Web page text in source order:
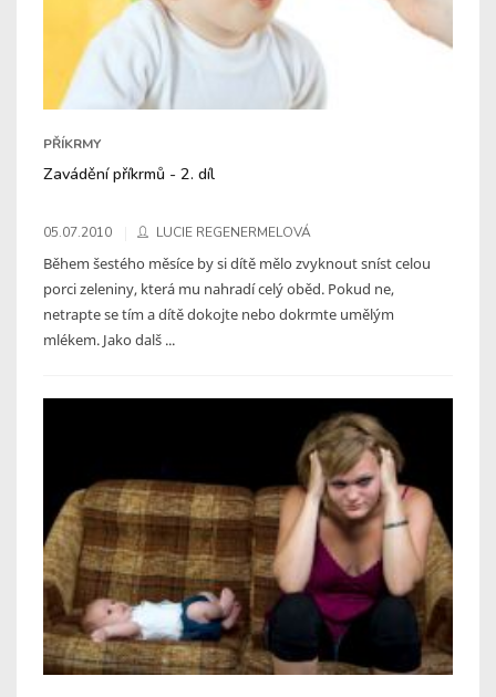
PŘÍKRMY
Zavádění příkrmů - 2. díl
05.07.2010 LUCIE REGENERMELOVÁ
Během šestého měsíce by si dítě mělo zvyknout sníst celou
porci zeleniny, která mu nahradí celý oběd. Pokud ne,
netrapte se tím a dítě dokojte nebo dokrmte umělým
mlékem. Jako dalš ...